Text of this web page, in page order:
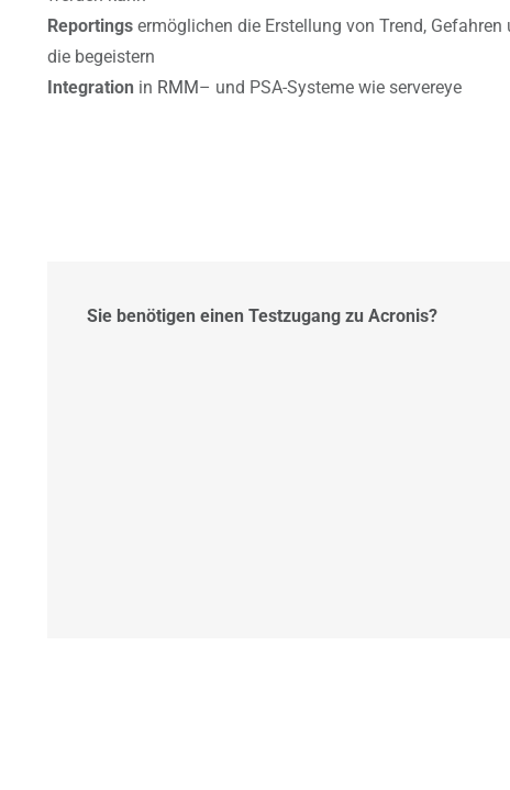
Reportings ermöglichen die Erstellung von Trend,
die begeistern
Integration in RMM– und PSA-Systeme wie servereye
Sie benötigen einen Testzugang zu Acronis?